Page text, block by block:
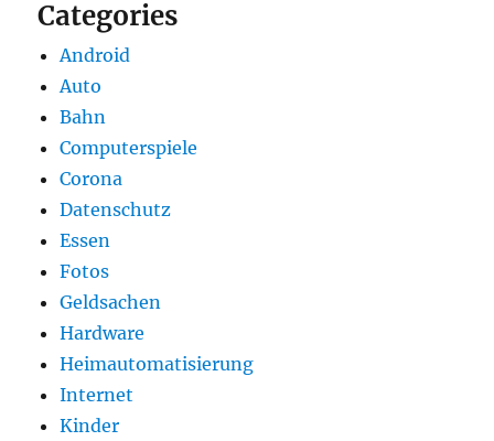
Categories
Android
Auto
Bahn
Computerspiele
Corona
Datenschutz
Essen
Fotos
Geldsachen
Hardware
Heimautomatisierung
Internet
Kinder